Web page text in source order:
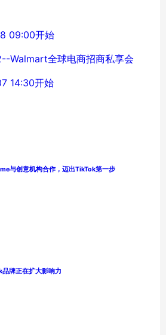
09:00开始
Walmart全球电商招商私享会
14:30开始
与创意机构合作，迈出TikTok第一步
牌正在扩大影响力